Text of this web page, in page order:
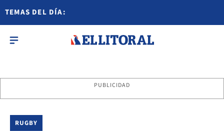
TEMAS DEL DÍA:
PUBLICIDAD
RUGBY